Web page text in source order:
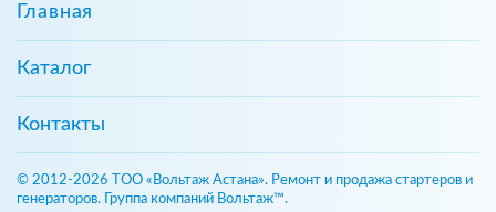
Главная
Каталог
Контакты
© 2012-2026 ТОО «Вольтаж Астана». Ремонт и продажа стартеров и
генераторов. Группа компаний Вольтаж™.